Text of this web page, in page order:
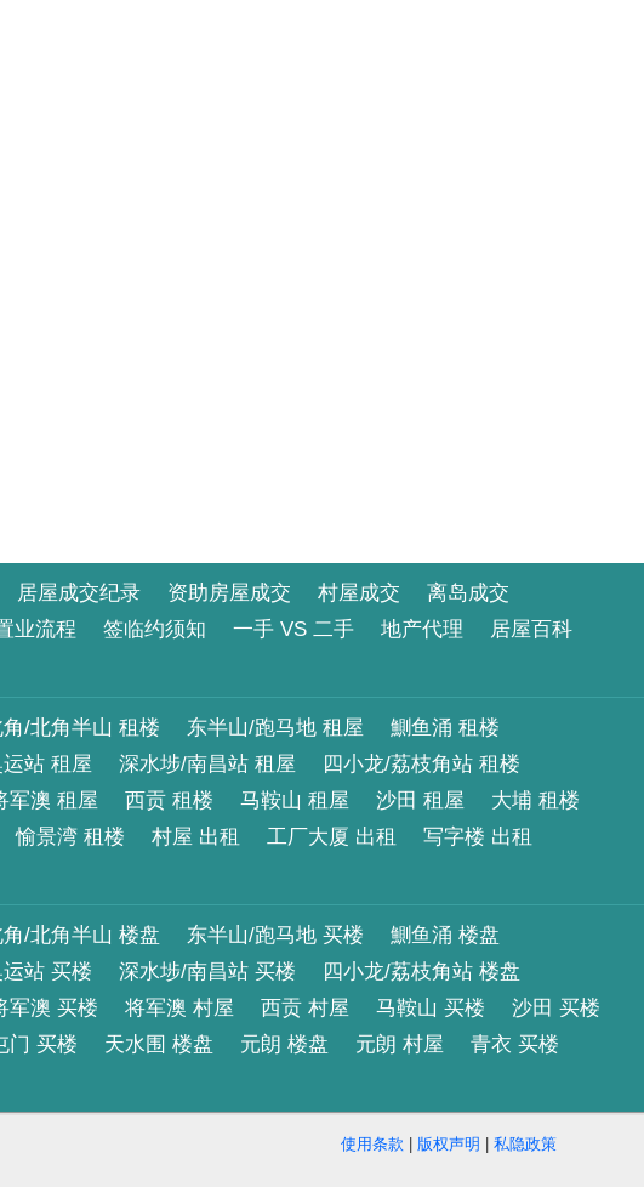
居屋成交纪录 资助房屋成交 村屋成交
离岛成交
业流程 签临约须知 一手 VS 二手 地产代理
居屋百科
/北角半山 租楼 东半山/跑马地 租屋
鰂鱼涌 租楼
站 租屋 深水埗/南昌站 租屋
四小龙/荔枝角站 租楼
军澳 租屋 西贡 租楼 马鞍山 租屋 沙田 租屋
大埔 租楼
愉景湾 租楼 村屋 出租 工厂大厦 出租
写字楼 出租
/北角半山 楼盘 东半山/跑马地 买楼
鰂鱼涌 楼盘
站 买楼 深水埗/南昌站 买楼
四小龙/荔枝角站 楼盘
军澳 买楼 将军澳 村屋 西贡 村屋 马鞍山 买楼
沙田 买楼
门 买楼 天水围 楼盘 元朗 楼盘 元朗 村屋
青衣 买楼
使用条款 | 版权声明 | 私隐政策